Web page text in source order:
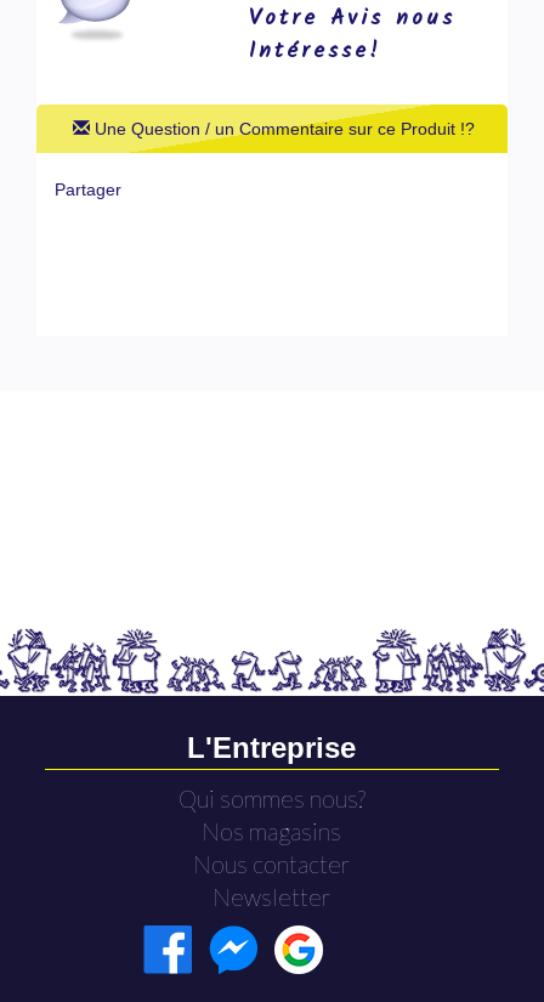
Votre Avis nous
Intéresse!
Une Question / un Commentaire sur ce Produit !?
Partager
L'Entreprise
Qui sommes nous?
Nos magasins
Nous contacter
Newsletter